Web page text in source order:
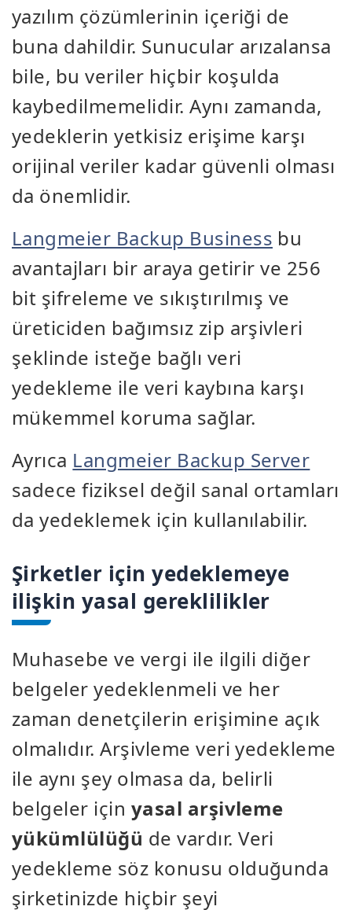
yazılım çözümlerinin içeriği de
buna dahildir. Sunucular arızalansa
bile, bu veriler hiçbir koşulda
kaybedilmemelidir. Aynı zamanda,
yedeklerin yetkisiz erişime karşı
orijinal veriler kadar güvenli olması
da önemlidir.
Langmeier Backup Business bu
avantajları bir araya getirir ve 256
bit şifreleme ve sıkıştırılmış ve
üreticiden bağımsız zip arşivleri
şeklinde isteğe bağlı veri
yedekleme ile veri kaybına karşı
mükemmel koruma sağlar.
Ayrıca Langmeier Backup Server
sadece fiziksel değil sanal ortamları
da yedeklemek için kullanılabilir.
Şirketler için yedeklemeye
ilişkin yasal gereklilikler
Muhasebe ve vergi ile ilgili diğer
belgeler yedeklenmeli ve her
zaman denetçilerin erişimine açık
olmalıdır. Arşivleme veri yedekleme
ile aynı şey olmasa da, belirli
belgeler için yasal arşivleme
yükümlülüğü de vardır. Veri
yedekleme söz konusu olduğunda
şirketinizde hiçbir şeyi